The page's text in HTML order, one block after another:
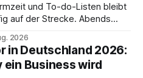
und To-do-Listen bleibt
auf der Strecke. Abends
nicht drin. Dabei reagiert die
und
spannt oder neigt zu
2026
in Deutschland 2026:
ein Business wird